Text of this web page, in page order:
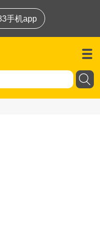
手机app